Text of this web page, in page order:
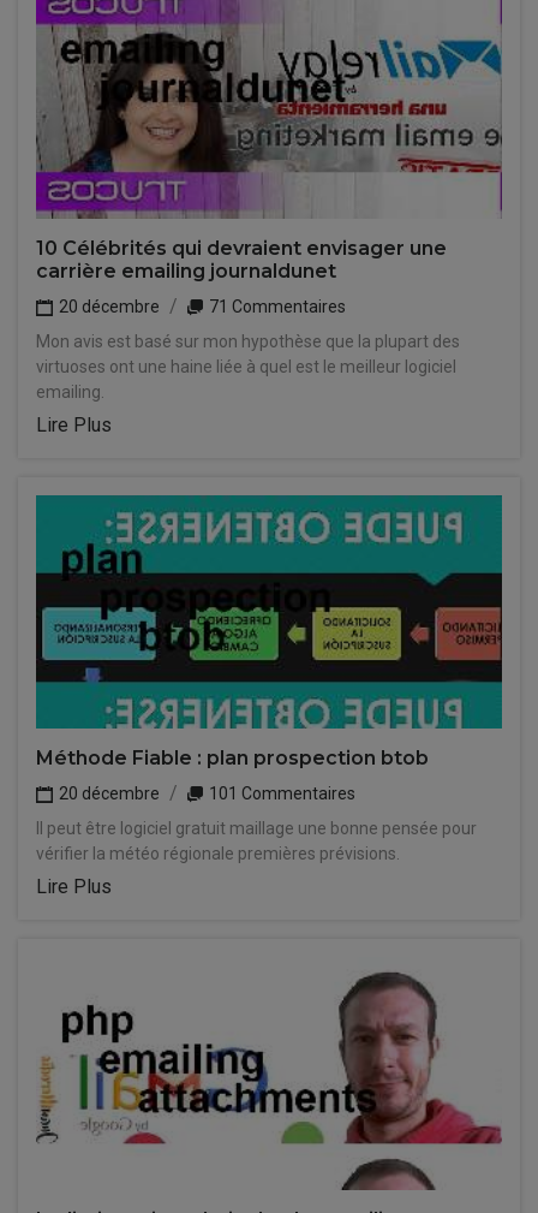
10 Célébrités qui devraient envisager une
carrière emailing journaldunet
20 décembre
71 Commentaires
Mon avis est basé sur mon hypothèse que la plupart des
virtuoses ont une haine liée à quel est le meilleur logiciel
emailing.
Lire Plus
Méthode Fiable : plan prospection btob
20 décembre
101 Commentaires
Il peut être logiciel gratuit maillage une bonne pensée pour
vérifier la météo régionale premières prévisions.
Lire Plus